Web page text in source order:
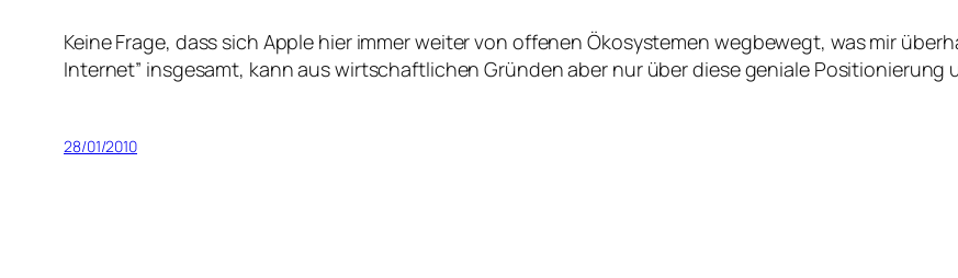
Keine Frage, dass sich Apple hier immer weiter von offenen Ökosystemen wegbewegt, was mir
Internet” insgesamt, kann aus wirtschaftlichen Gründen aber nur über diese geniale Positionierung
28/01/2010